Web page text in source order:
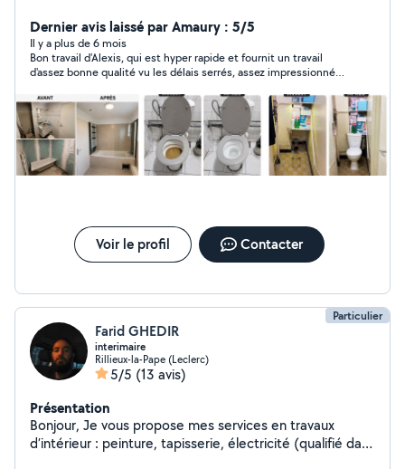
canalisation, chauffe-eau Devis + déplacement gratuits
Dernier avis laissé par Amaury : 5/5
Il y a plus de 6 mois
Bon travail d'Alexis, qui est hyper rapide et fournit un travail
d'assez bonne qualité vu les délais serrés, assez impressionné.
peints qui auraient pû être évitées. Rien à redire sinon, je
recommande et en plus Alexis est plutôt consciencieux et
mega sympathique.
Voir le profil Contacter
Particulier
Farid GHEDIR
interimaire
Rillieux-la-Pape (Leclerc)
5/5 (13 avis)
Présentation
Bonjour, Je vous propose mes services en travaux
d’intérieur : peinture, tapisserie, électricité (qualifié dans